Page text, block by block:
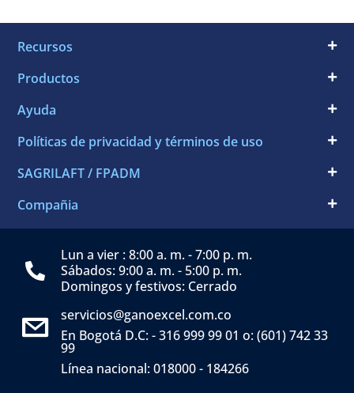
Recursos
Productos
Ayuda
Políticas de privacidad y términos de uso
SAGRILAFT / FPADM
Compañia
Lun a vier : 8:00 a. m. - 7:00 p. m.
Sábados: 9:00 a. m. - 5:00 p. m.
Domingos y festivos: Cerrado
servicios@ganoexcel.com.co
En Bogotá D.C: - 316 999 99 01 o: (601) 742 33
99
Línea nacional: 018000 - 184266